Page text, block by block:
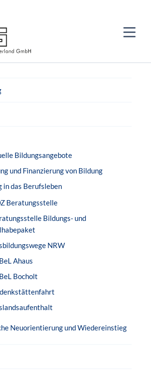
Bildungsangebote
und Finanzierung von Bildung
in das Berufsleben
Beratungsstelle
Bildungs- und
NRW
Ahaus
Bocholt
Neuorientierung und Wiedereinstieg